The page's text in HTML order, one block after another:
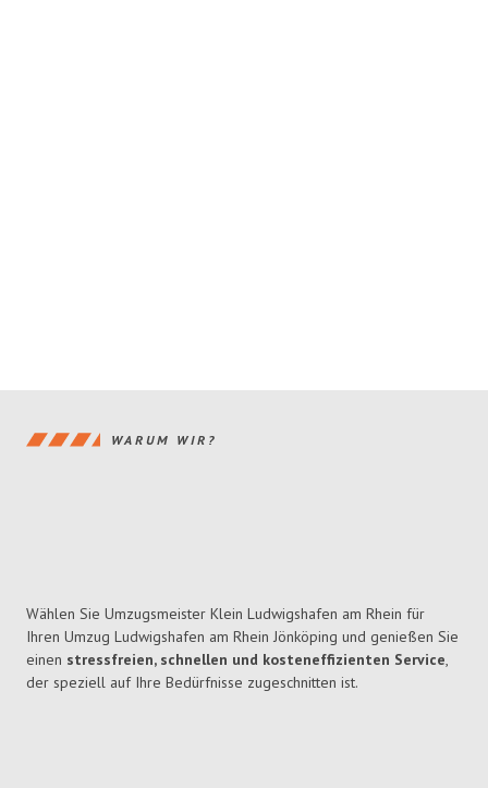
WARUM WIR?
Wählen Sie Umzugsmeister Klein Ludwigshafen am Rhein für
Ihren Umzug Ludwigshafen am Rhein Jönköping und genießen Sie
einen stressfreien, schnellen und kosteneffizienten Service,
der speziell auf Ihre Bedürfnisse zugeschnitten ist.